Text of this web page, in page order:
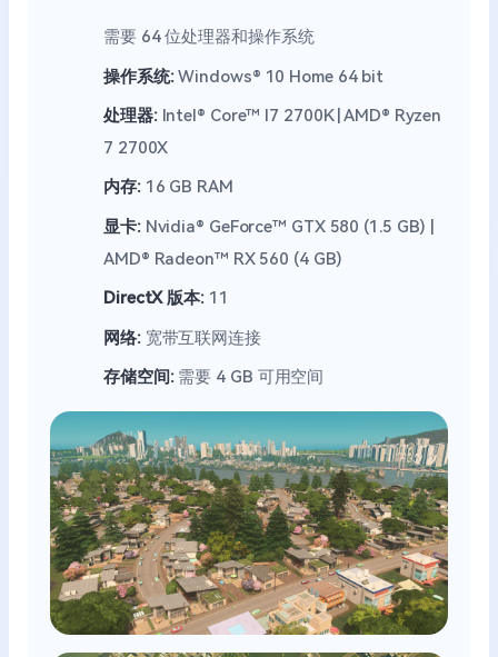
需要 64 位处理器和操作系统
操作系统:Windows® 10 Home 64 bit
处理器:Intel® Core™ I7 2700K | AMD® Ryzen
7 2700X
内存:16 GB RAM
显卡:Nvidia® GeForce™ GTX 580 (1.5 GB) |
AMD® Radeon™ RX 560 (4 GB)
DirectX 版本:11
网络:宽带互联网连接
存储空间:需要 4 GB 可用空间